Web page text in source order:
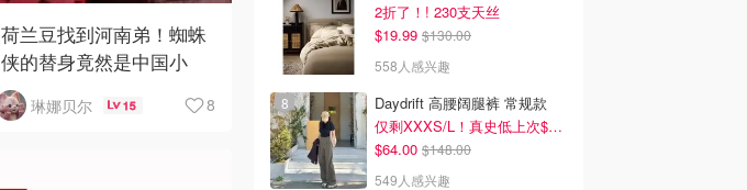
荷兰豆找到河南弟！蜘蛛
侠的替身竟然是中国小
哥？！
琳娜贝尔 15 8
2折了！! 230支天丝
$19.99 $130.00
558人感兴趣
Daydrift 高腰阔腿裤 常规款
仅剩XXXS/L！真史低上次$114
$64.00 $148.00
549人感兴趣